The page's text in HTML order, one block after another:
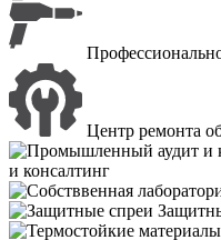
Центр ремонта
и консалтинг